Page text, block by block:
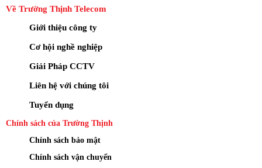
Về Trường Thịnh Telecom
Giới thiệu công ty
Cơ hội nghề nghiệp
Giải Pháp CCTV
Liên hệ với chúng tôi
Tuyển dụng
Chính sách của Trường Thịnh
Chính sách bảo mật
Chính sách vận chuyển